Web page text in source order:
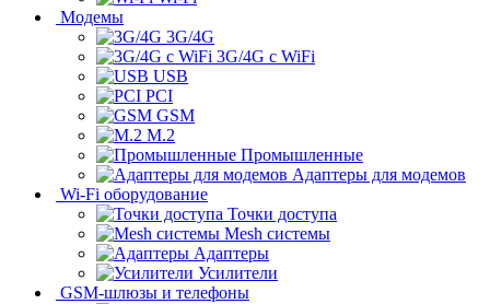
Модемы
3G/4G
3G/4G с WiFi
USB
PCI
GSM
M.2
Промышленные
Адаптеры для модемов
Wi-Fi оборудование
Точки доступа
Mesh системы
Адаптеры
Усилители
GSM-шлюзы и телефоны